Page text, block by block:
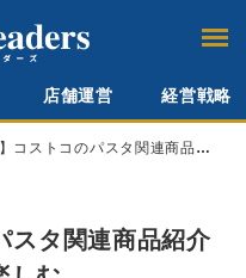
店舗運営 経営戦略
コストコのパスタ関連商品紹
スタ関連商品紹介